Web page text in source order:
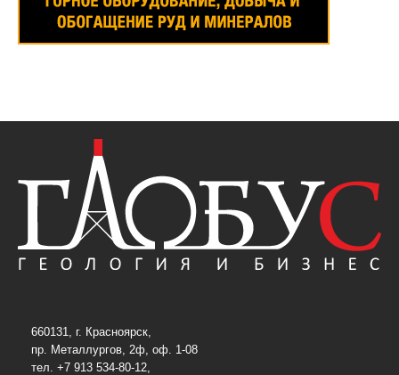
660131, г. Красноярск,
пр. Металлургов, 2ф, оф. 1-08
тел. +7 913 534-80-12,